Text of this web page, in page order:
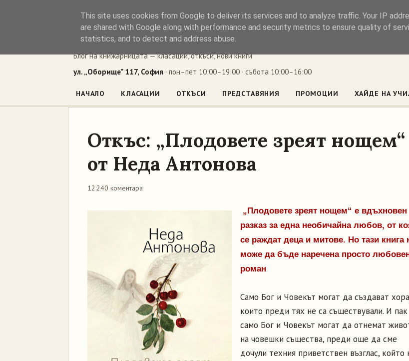
Книжен ъгъл
Блог на книжарницата — класации, откъси, нови книги
ул. „Оборище" 117, София · пон–пет 10:00–19:00 · събота 10:00–16:00
НАЧАЛО КЛАСАЦИИ ОТКЪСИ ПРЕДСТАВЯНИЯ ПРОМОЦИИ ХАЙДЕ НА
Откъс: „Плодовете зреят нощем“
от Неда Антонова
12:240 коментара
„Плодовете зреят нощем“ е вдъхновен
разказ за една необичайна любов, от
се раждат деца и митове. Но тази книга
може да бъде наречена просто
роман
Само Бог и Човекът могат да създават
които преди тях не са съществували. И пак
само Бог и Човекът могат да отнемат
на човешки същества, преди още да сме
дочули техния приветствен възглас, който
This site uses cookies from Google to deliver its services and to analyze traffic. Your IP
are shared with Google along with performance and security metrics to ensure quality of
statistics, and to detect and address abuse.